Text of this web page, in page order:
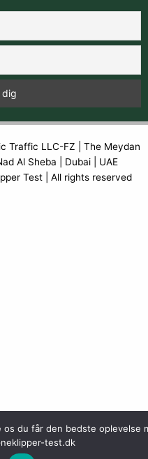
Traffic LLC-FZ | The Meydan
Al Sheba | Dubai | UAE
Test | All rights reserved
du får den bedste oplevelse
test.dk